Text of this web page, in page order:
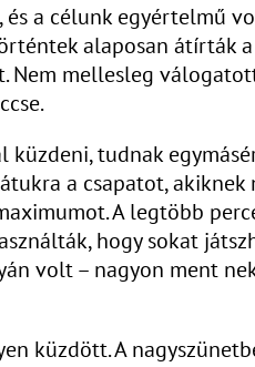
a célunk egyértelmű
alaposan átírták
Nem mellesleg
küzdeni, tudnak
a csapatot, akiknek
A legtöbb
hogy sokat
volt – nagyon ment
küzdött. A